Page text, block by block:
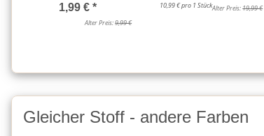
1,99 € *
Alter Preis:9,99 €
10,99 € pro 1 StückAlter Preis:19,99 €
Gleicher Stoff - andere Farben